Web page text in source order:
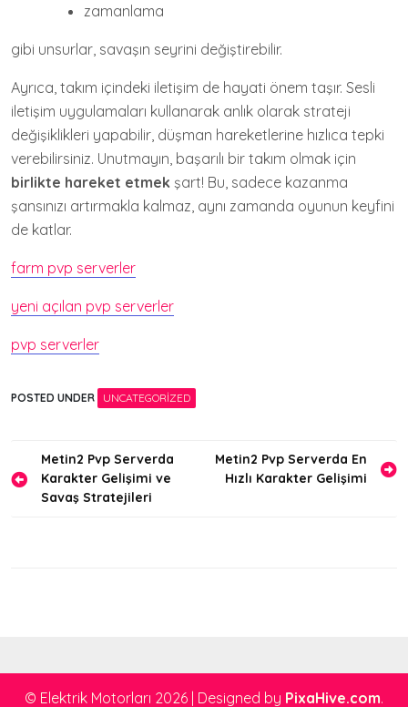
zamanlama
gibi unsurlar, savaşın seyrini değiştirebilir.
Ayrıca, takım içindeki iletişim de hayati önem taşır. Sesli
iletişim uygulamaları kullanarak anlık olarak strateji
değişiklikleri yapabilir, düşman hareketlerine hızlıca tepki
verebilirsiniz. Unutmayın, başarılı bir takım olmak için
birlikte hareket etmek şart! Bu, sadece kazanma
şansınızı artırmakla kalmaz, aynı zamanda oyunun keyfini
de katlar.
farm pvp serverler
yeni açılan pvp serverler
pvp serverler
POSTED UNDER UNCATEGORIZED
Yazı
gezinmesi
Metin2 Pvp Serverda
Karakter Gelişimi ve
Savaş Stratejileri
Metin2 Pvp Serverda En
Hızlı Karakter Gelişimi
© Elektrik Motorları 2026 Designed by PixaHive.com.